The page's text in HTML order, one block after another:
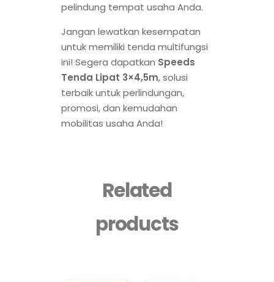
pelindung tempat usaha Anda.
Jangan lewatkan kesempatan
untuk memiliki tenda multifungsi
ini! Segera dapatkan Speeds
Tenda Lipat 3×4,5m, solusi
terbaik untuk perlindungan,
promosi, dan kemudahan
mobilitas usaha Anda!
Related
products